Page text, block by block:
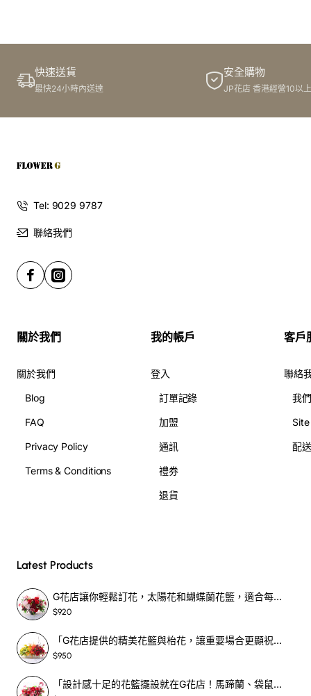
快速送貨
最快24小時內送達
安全購物
JP花店 香港經營10以
Tel: 9029 9787
聯絡我們
關於我們
關於我們
Blog
FAQ
Privacy Policy
Terms & Conditions
我的帳戶
登入
訂單記錄
加盟
通訊
禮券
退貨
客戶
聯絡
我
配
Latest Products
G花店讓你輕鬆訂花，太陽花和蝴蝶蘭花籃，適合每個重要時刻！-SF390
$920
「G花店提供的精美花籃與枱花，讓重要場合更顯祝賀與喜悅，適合各種用場！」-SF398
$950
「設計感十足的花籃擺設就在G花店！馬蹄蘭、袋鼠爪、罌粟花，為你的重大場合增光添彩！」-SF209